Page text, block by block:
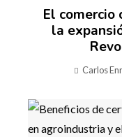
El comercio
la
Carlos